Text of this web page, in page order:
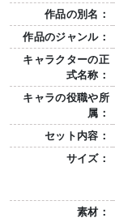
作品の別名：
作品のジャンル：
キャラクターの正
式名称：
キャラの役職や所
属：
セット内容：
サイズ：
素材：